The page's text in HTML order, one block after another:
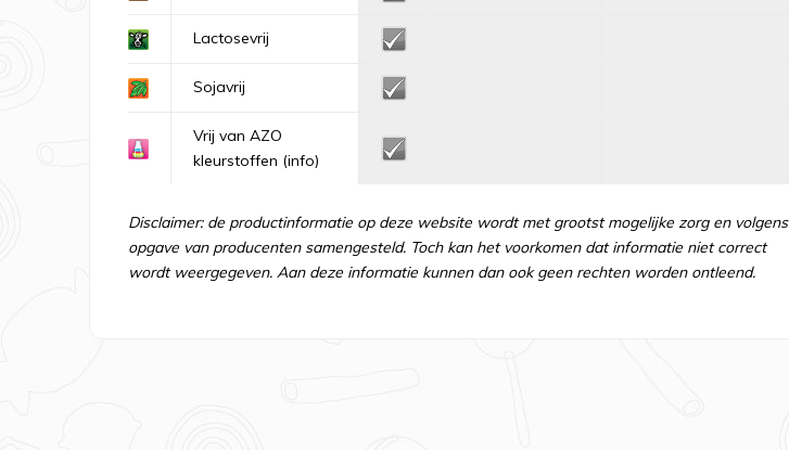
Lactosevrij
Sojavrij
Vrij van AZO
kleurstoffen (info)
Disclaimer: de productinformatie op deze website wordt met grootst mogelijke zorg en volgens
opgave van producenten samengesteld. Toch kan het voorkomen dat informatie niet correct
wordt weergegeven. Aan deze informatie kunnen dan ook geen rechten worden ontleend.